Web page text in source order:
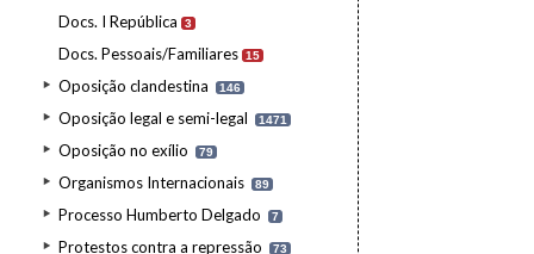
Docs. I República 3
Docs. Pessoais/Familiares 15
Oposição clandestina 146
Oposição legal e semi-legal 1471
Oposição no exílio 79
Organismos Internacionais 89
Processo Humberto Delgado 7
Protestos contra a repressão 73